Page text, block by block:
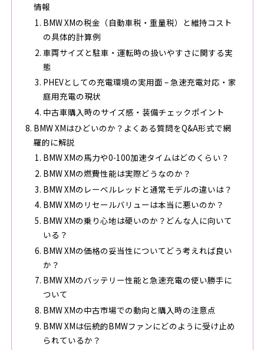
情報
BMW XMの税金（自動車税・重量税）と維持コスト
の具体的計算例
車両サイズと駐車・運転時の扱いやすさに関する実
態
PHEVとしての充電環境の実用面 – 急速充電対応・家
庭用充電の現状
中古車購入時のサイズ感・装備チェックポイント
BMW XMはひどいのか？よくある質問をQ&A形式で網
羅的に解説
BMW XMの馬力や0-100加速タイムはどのくらい？
BMW XMの燃費性能は実際どうなのか？
BMW XMのレーベルレッドと通常モデルの違いは？
BMW XMのリセールバリューは本当に悪いのか？
BMW XMの乗り心地は硬いのか？どんな人に向いて
いる？
BMW XMの価格の妥当性についてどう考えれば良い
か？
BMW XMのバッテリー性能と急速充電の使い勝手に
ついて
BMW XMの中古市場での動向と購入時の注意点
BMW XMは伝統的BMWファンにどのように受け止め
られているか？